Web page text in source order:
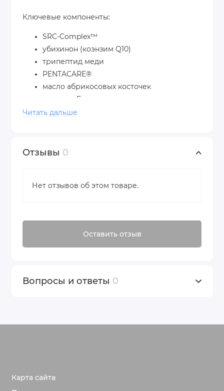
Ключевые компоненты:
SRC-Complex™
убихинон (коэнзим Q10)
трипептид меди
PENTACARE®
масло абрикосовых косточек
витамин Е
церамиды (из соевого масла)
Читать дальше
Отзывы 0
Нет отзывов об этом товаре.
Оставить отзыв
Вопросы и ответы 0
Карта сайта